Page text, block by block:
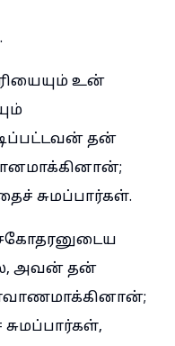
உன்
தன்
சுமப்பார்கள்.
அவன் தன்